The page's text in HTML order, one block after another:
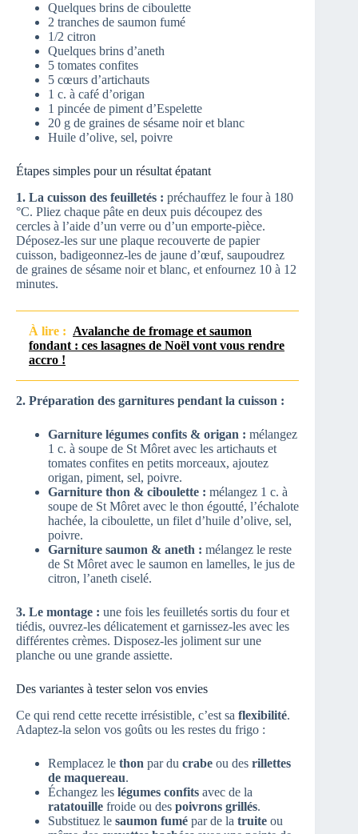
Quelques brins de ciboulette
2 tranches de saumon fumé
1/2 citron
Quelques brins d’aneth
5 tomates confites
5 cœurs d’artichauts
1 c. à café d’origan
1 pincée de piment d’Espelette
20 g de graines de sésame noir et blanc
Huile d’olive, sel, poivre
Étapes simples pour un résultat épatant
1. La cuisson des feuilletés : préchauffez le four à 180
°C. Pliez chaque pâte en deux puis découpez des
cercles à l’aide d’un verre ou d’un emporte-pièce.
Déposez-les sur une plaque recouverte de papier
cuisson, badigeonnez-les de jaune d’œuf, saupoudrez
de graines de sésame noir et blanc, et enfournez 10 à 12
minutes.
À lire : Avalanche de fromage et saumon
fondant : ces lasagnes de Noël vont vous rendre
accro !
2. Préparation des garnitures pendant la cuisson :
Garniture légumes confits & origan : mélangez
1 c. à soupe de St Môret avec les artichauts et
tomates confites en petits morceaux, ajoutez
origan, piment, sel, poivre.
Garniture thon & ciboulette : mélangez 1 c. à
soupe de St Môret avec le thon égoutté, l’échalote
hachée, la ciboulette, un filet d’huile d’olive, sel,
poivre.
Garniture saumon & aneth : mélangez le reste
de St Môret avec le saumon en lamelles, le jus de
citron, l’aneth ciselé.
3. Le montage : une fois les feuilletés sortis du four et
tiédis, ouvrez-les délicatement et garnissez-les avec les
différentes crèmes. Disposez-les joliment sur une
planche ou une grande assiette.
Des variantes à tester selon vos envies
Ce qui rend cette recette irrésistible, c’est sa flexibilité.
Adaptez-la selon vos goûts ou les restes du frigo :
Remplacez le thon par du crabe ou des rillettes
de maquereau.
Échangez les légumes confits avec de la
ratatouille froide ou des poivrons grillés.
Substituez le saumon fumé par de la truite ou